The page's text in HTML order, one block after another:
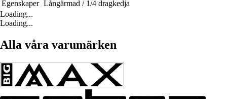
Egenskaper Långärmad / 1/4 dragkedja
Loading...
Loading...
Alla våra varumärken